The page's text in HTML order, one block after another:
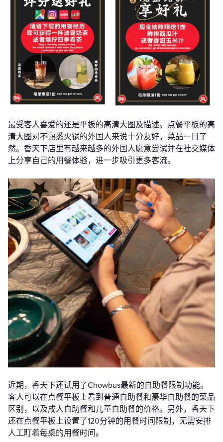
最受客人喜爱的还是平板的高清大图及描述。点餐平板的高
清大图对不熟悉火锅的外国人来说十分友好，菜品一目了
然。香天下店里有越来越多的外国人愿意尝试并在社交媒体
上分享自己的用餐体验，进一步吸引更多客流。
近期，香天下还试用了Chowbus最新的自助餐限制功能。
客人可以在点餐平板上看到普通自助餐和豪华自助餐的菜品
区别，以及成人自助餐和儿童自助餐的价格。另外，香天下
还在点餐平板上设置了120分钟的用餐时间限制，无需安排
人工盯着每桌的用餐时间。